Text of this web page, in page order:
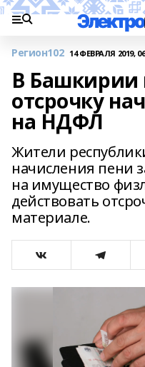
Регион102 14 ФЕВРАЛЯ 2019,
В Башкирии
отсрочку
на НДФЛ
Жители
начисления пени
на имущество
действовать
материале.